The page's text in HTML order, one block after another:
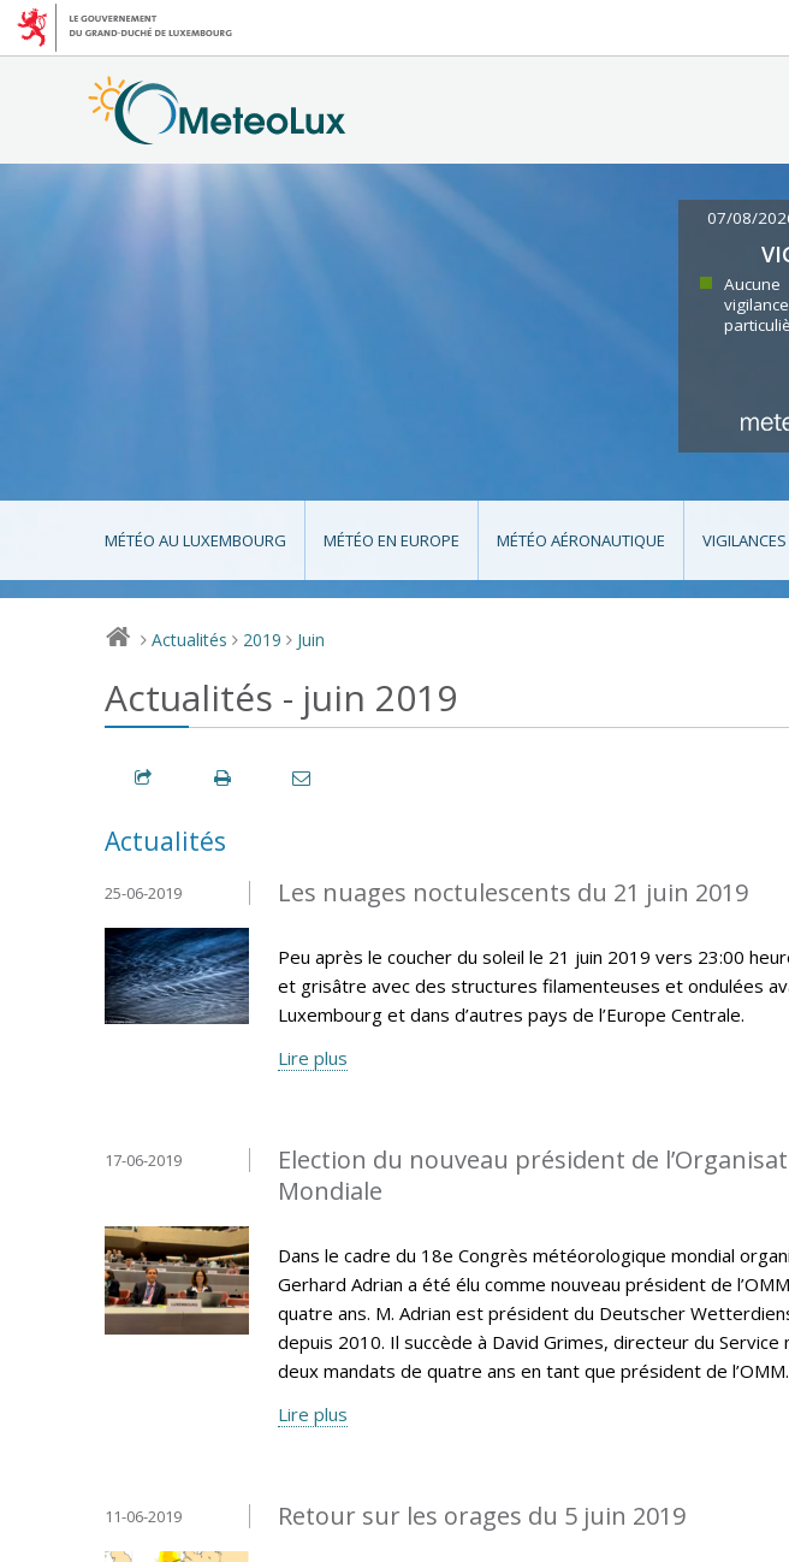
07/08/
Aucune
vigilance
MÉTÉO AU LUXEMBOURG MÉTÉO EN EUROPE MÉTÉO AÉRONAUTIQUE VIGILANCES
> Actualités > 2019 > Juin
Actualités - juin 2019
Actualités
Les nuages noctulescents du 21 juin 2019
25-06-2019
Peu après le coucher du soleil le 21 juin 2019 vers 23:00
et grisâtre avec des structures filamenteuses et ondulées
Luxembourg et dans d’autres pays de l’Europe Centrale.
Lire plus
Election du nouveau président de
Mondiale
17-06-2019
Dans le cadre du 18e Congrès météorologique mondial
Gerhard Adrian a été élu comme nouveau président de
quatre ans. M. Adrian est président du Deutscher
depuis 2010. Il succède à David Grimes, directeur du
deux mandats de quatre ans en tant que président de l’OMM.
Lire plus
Retour sur les orages du 5 juin 2019
11-06-2019